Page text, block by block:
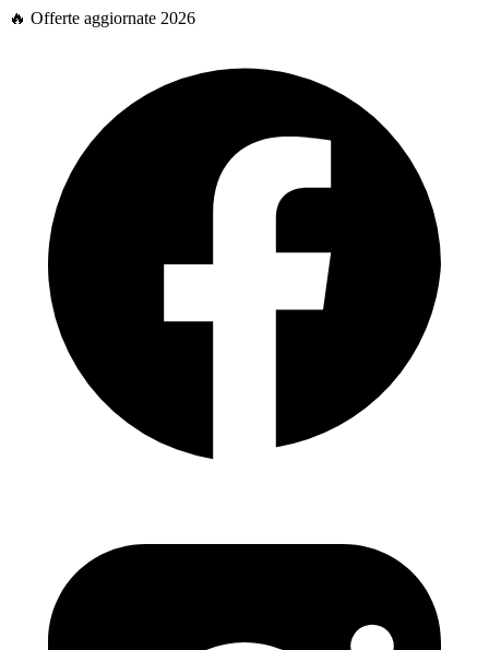
🔥 Offerte aggiornate 2026